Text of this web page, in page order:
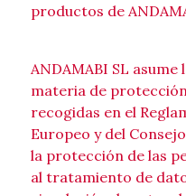
productos de
ANDAMABI SL
materia de
recogidas en el
Europeo y del
la protección de las
al tratamiento de